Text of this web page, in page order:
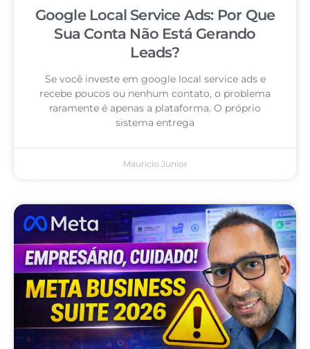
Google Local Service Ads: Por Que
Sua Conta Não Está Gerando
Leads?
Se você investe em google local service ads e
recebe poucos ou nenhum contato, o problema
raramente é apenas a plataforma. O próprio
sistema entrega
Mauricio Junior